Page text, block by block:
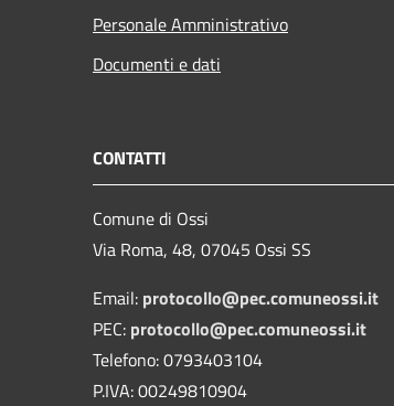
Personale Amministrativo
Documenti e dati
CONTATTI
Comune di Ossi
Via Roma, 48, 07045 Ossi SS
Email: protocollo@pec.comuneossi.it
PEC: protocollo@pec.comuneossi.it
Telefono: 0793403104
P.IVA: 00249810904